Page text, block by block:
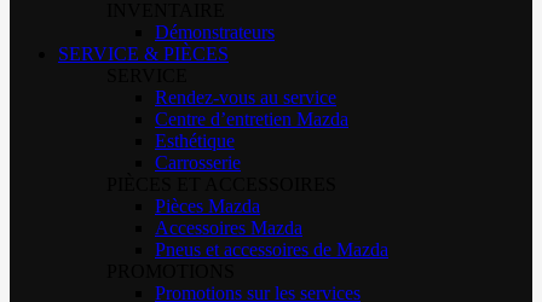
Démonstrateurs
SERVICE & PIÈCES
Rendez-vous au service
Centre d’entretien Mazda
Esthétique
Carrosserie
Pièces Mazda
Accessoires Mazda
Pneus et accessoires de Mazda
Promotions sur les services